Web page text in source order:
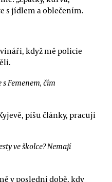
s jídlem a oblečením.
když mě policie
Femenem, čím
píšu články, pracuji
ve školce? Nemají
v poslední době, kdy